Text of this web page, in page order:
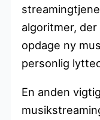
algoritmer,
opdage ny
personlig
En anden